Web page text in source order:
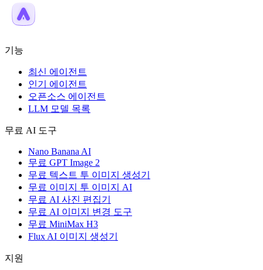
기능
최신 에이전트
인기 에이전트
오픈소스 에이전트
LLM 모델 목록
무료 AI 도구
Nano Banana AI
무료 GPT Image 2
무료 텍스트 투 이미지 생성기
무료 이미지 투 이미지 AI
무료 AI 사진 편집기
무료 AI 이미지 변경 도구
무료 MiniMax H3
Flux AI 이미지 생성기
지원